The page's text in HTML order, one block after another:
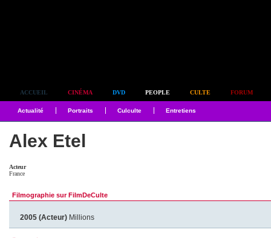
ACCUEIL CINÉMA DVD PEOPLE CULTE FORUM
Actualité Portraits Culculte Entretiens
Alex Etel
Acteur
France
Filmographie sur FilmDeCulte
2005 (Acteur) Millions